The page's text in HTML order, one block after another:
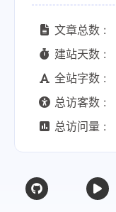
文章总数 :
建站天数 :
全站字数 :
总访客数 :
总访问量 :